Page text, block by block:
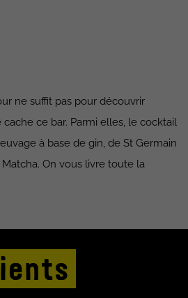
ne suffit pas pour découvrir
ce bar. Parmi elles, le cocktail
à base de gin, de St Germain
On vous livre toute la